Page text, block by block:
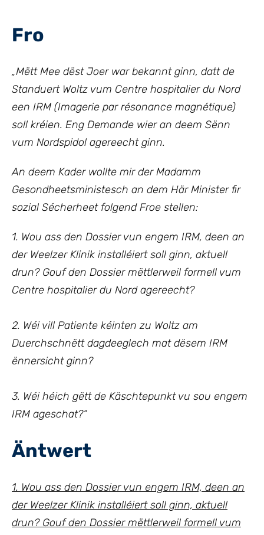
Fro
„Mëtt Mee dëst Joer war bekannt ginn, datt de
Standuert Woltz vum Centre hospitalier du Nord
een IRM (Imagerie par résonance magnétique)
soll kréien. Eng Demande wier an deem Sënn
vum Nordspidol agereecht ginn.
An deem Kader wollte mirder Madamm
Gesondheetsministesch an dem Här Minister fir
sozial Sécherheetfolgend Froe stellen:
1. Wou ass den Dossier vun engem IRM, deen an
der Weelzer Klinik installéiert soll ginn, aktuell
drun? Gouf den Dossier mëttlerweil formell vum
Centre hospitalier du Nord agereecht?
2. Wéi vill Patiente kéinten zu Woltz am
Duerchschnëtt dagdeeglech mat dësem IRM
ënnersicht ginn?
3. Wéi héich gëtt de Käschtepunkt vu sou engem
IRM ageschat?“
Äntwert
1. Wou ass den Dossier vun engem IRM, deen an
der Weelzer Klinik installéiert soll ginn, aktuell
drun? Gouf den Dossier mëttlerweil formell vum